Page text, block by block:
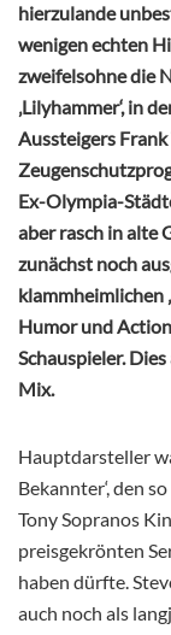
hierzulande
wenigen echten
zweifelsohne die
‚Lilyhammer‘, in
Aussteigers
Ex-Olympia-
aber rasch in alte
zunächst noch
klammheimlichen
Humor und
Schauspieler.
Mix.
Hauptdarsteller
Bekannter‘, den
Tony Sopranos
preisgekrönten
haben dürfte.
auch noch als